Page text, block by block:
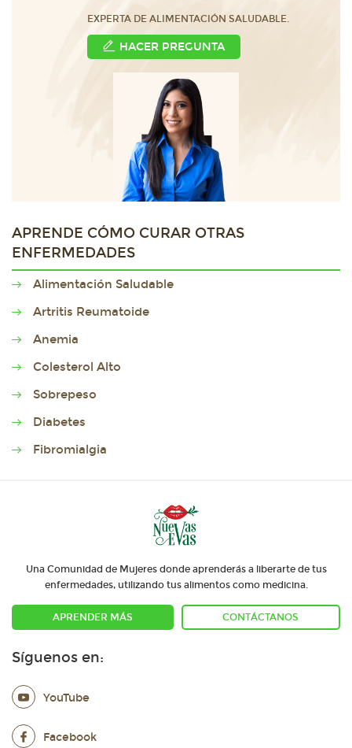
EXPERTA DE ALIMENTACIÓN SALUDABLE.
HACER PREGUNTA
APRENDE CÓMO CURAR OTRAS
ENFERMEDADES
Alimentación Saludable
Artritis Reumatoide
Anemia
Colesterol Alto
Sobrepeso
Diabetes
Fibromialgia
Una Comunidad de Mujeres donde aprenderás a liberarte de tus
enfermedades, utilizando tus alimentos como medicina.
APRENDER MÁS CONTÁCTANOS
Síguenos en:
YouTube
Facebook